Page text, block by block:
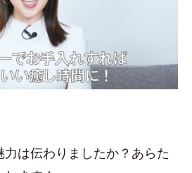
力は伝わりましたか？あらた